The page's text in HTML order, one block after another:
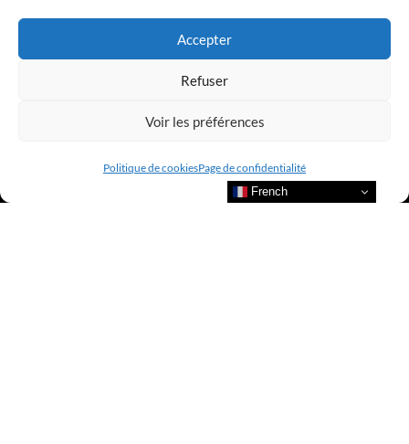
Accepter
Refuser
Voir les préférences
Politique de cookiesPage de confidentialité
French